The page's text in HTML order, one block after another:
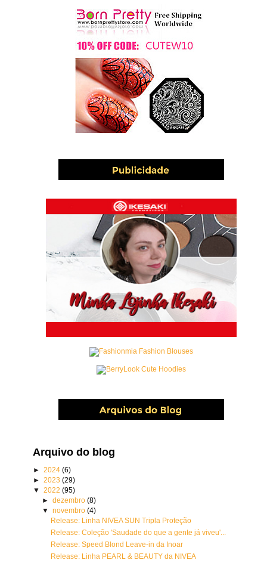
Arquivo do blog
►2024(6)
►2023(29)
▼2022(95)
► dezembro (8)
▼ novembro (4)
Release: Linha NIVEA SUN Tripla Proteção
Release: Coleção 'Saudade do que a gente já viveu'...
Release: Speed Blond Leave-in da Inoar
Release: Linha PEARL & BEAUTY da NIVEA